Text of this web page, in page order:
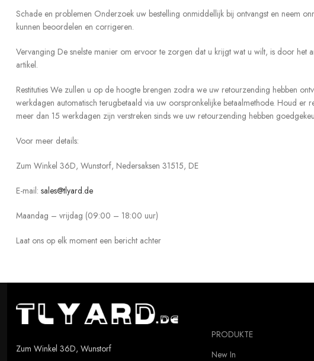
Schade en problemen Onderzoek uw bestelling onmiddellijk bij ontvangst en neem
kunnen beoordelen en corrigeren.
Vervanging De snelste manier om ervoor te zorgen dat u krijgt wat u wilt, is door
artikel.
Restituties We zullen u op de hoogte brengen zodra we uw retourzending hebben
werkdagen automatisch terugbetaald via uw oorspronkelijke betaalmethode. Houd
meer dan 15 werkdagen zijn verstreken sinds we uw retourzending hebben
Voor meer details:
Zum Winkel 36D, Wunstorf, Nedersaksen 31515, DE
E-mail: sales@tlyard.de
Maandag – vrijdag (09:00 – 18:00 uur)
Laat ons op elk moment een bericht achter
Zum Winkel 36D, Wunstorf
PRODUKTE
New In